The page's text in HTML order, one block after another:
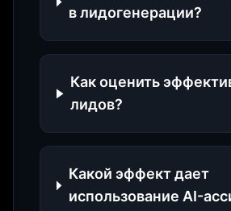
в лидогенерации?
Как оценить
лидов?
Какой эффект дает
использование AI-